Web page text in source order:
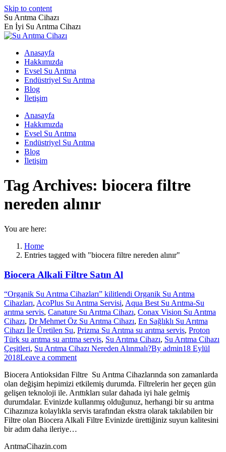
Skip to content
Su Arıtma Cihazı
En İyi Su Arıtma Cihazı
Anasayfa
Hakkımızda
Evsel Su Arıtma
Endüstriyel Su Arıtma
Blog
İletişim
Anasayfa
Hakkımızda
Evsel Su Arıtma
Endüstriyel Su Arıtma
Blog
İletişim
Tag Archives: biocera filtre
nereden alınır
You are here:
Home
Entries tagged with "biocera filtre nereden alınır"
Biocera Alkali Filtre Satın Al
“Organik Su Arıtma Cihazları” kilitlendi Organik Su Arıtma
Cihazları, AcoPlus Su Arıtma Servisi, Aqua Best Su Arıtma-Su
arıtma servis, Canature Su Arıtma Cihazı, Conax Vision Su Arıtma
Cihazı, Dr Mehmet Öz Su Arıtma Cihazı, En Sağlıklı Su Arıtma
Cihazı İle Üretilen Su, Prizma Su Arıtma su arıtma servis, Proton
Türk su arıtma su arıtma servis, Su Arıtma Cihazı, Su Arıtma Cihazı
Çeşitleri, Su Arıtma Cihazı Nereden Alınmalı?By admin18 Eylül
2018Leave a comment
Biocera Antioksidan Filtre Su Arıtma Cihazlarında son zamanlarda
olan değişim hepimizi etkilemiş durumda. Filtrelerin her geçen gün
gelişen teknoloji ile. Arıttıkları sular dahada iyi hale gelmiş
durumdalar. Evinizde kullanmış olduğunuz, herhangi bir su arıtma
Cihazınıza kolaylıkla servis tarafından ekstra olarak takılabilen bir
Filtre olan Biocera Alkali Filtre Evinizde ürettiğiniz suyun kalitesini
bir adım daha ileriye…
ArıtmaCihazin.com